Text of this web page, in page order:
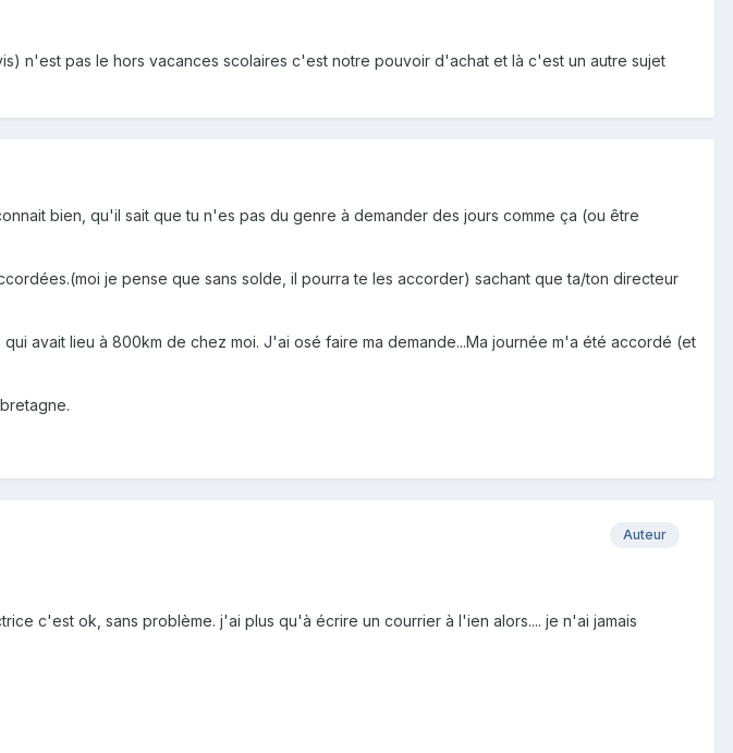
n'est pas le hors vacances scolaires c'est notre pouvoir d'achat et là c'est un autre sujet
bien, qu'il sait que tu n'es pas du genre à demander des jours comme ça (ou être
je pense que sans solde, il pourra te les accorder) sachant que ta/ton directeur
avait lieu à 800km de chez moi. J'ai osé faire ma demande...Ma journée m'a été accordé (et
Auteur
c'est ok, sans problème. j'ai plus qu'à écrire un courrier à l'ien alors.... je n'ai jamais